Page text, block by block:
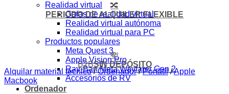
Realidad virtual
Gafas de realidad virtual
Realidad virtual autónoma
Realidad virtual para PC
Productos populares
Meta Quest 3
Apple Vision Pro
Ray-Ban Meta Wayfarer Gen 2
Accesorios de RV
Ordenador
🔀
PERIODO DE ALQUILER FLEXIBLE
💸
B2BSIN DEPÓSITO
Alquilar material técnico / Ordenador / Portátil /Apple
Macbook